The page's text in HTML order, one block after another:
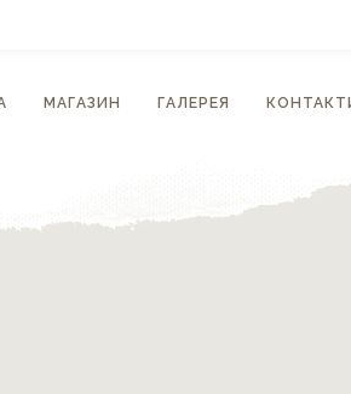
МАГАЗИН ГАЛЕРЕЯ